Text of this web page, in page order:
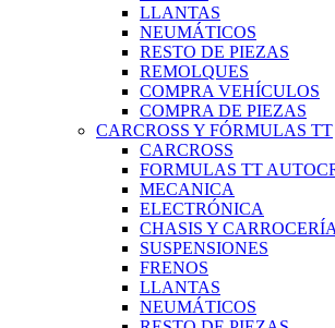
LLANTAS
NEUMÁTICOS
RESTO DE PIEZAS
REMOLQUES
COMPRA VEHÍCULOS
COMPRA DE PIEZAS
CARCROSS Y FÓRMULAS TT
CARCROSS
FORMULAS TT
MECANICA
ELECTRÓNICA
CHASIS Y CARROCERÍA
SUSPENSIONES
FRENOS
LLANTAS
NEUMÁTICOS